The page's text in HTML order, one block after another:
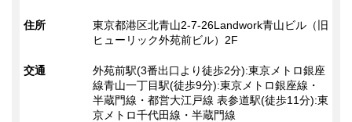
住所
東京都港区北青山2-7-26Landwork青山ビル（旧
ヒューリック外苑前ビル）2F
交通
外苑前駅(3番出口より徒歩2分):東京メトロ銀座
線青山一丁目駅(徒歩9分):東京メトロ銀座線・
半蔵門線・都営大江戸線 表参道駅(徒歩11分):東
京メトロ千代田線・半蔵門線